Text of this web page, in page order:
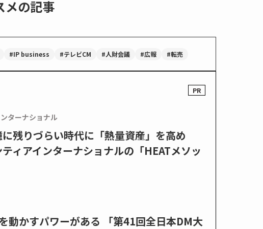
メの記事
#IP business #テレビCM #人財会議 #広報 #転売
ターナショナル
残りづらい時代に「熱量資産」を高め
ィアインターナショナルの「HEATメソッ
動かすパワーがある 「第41回全日本DM大